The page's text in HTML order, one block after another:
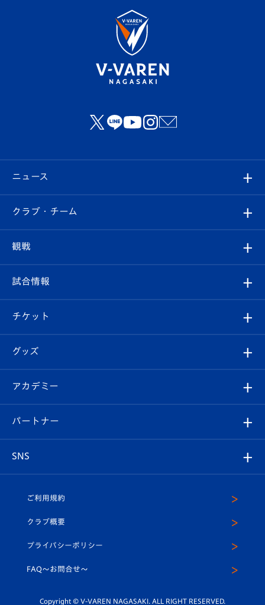
ニュース
すべて
クラブ
試合情報
チケット
イベント
メディア
ホームタウン
クラブ・チーム
クラブ概要
エンブレム紹介
スタッフプロフィール
マスコット紹介
平和祈念活動
ホームタウン活動
観戦
観戦ルール
はじめての観戦ガイド
Revive Team
ヴィヴィくんの長崎おもてなしガイド
試合情報
試合日程/結果
フォトギャラリー
スタジアムグルメ
チケット
チケット
V-LOVERS（ファンクラブ）
プレイヤーズスイート
グッズ
オンラインショップ
店舗情報
アカデミー
育成からのお知らせ
U-18
スクール
パートナー
SNS
ヴィヴィくんインスタグラム
公式LINE＠
ご利用規約
クラブ概要
プライバシーポリシー
FAQ〜お問合せ〜
Copyright © V-VAREN NAGASAKI. ALL RIGHT RESERVED.